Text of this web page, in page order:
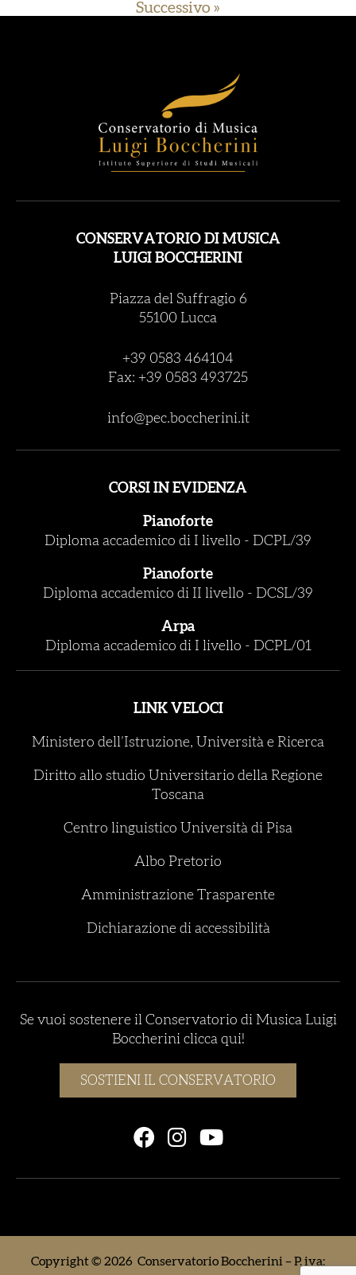
Successivo »
CONSERVATORIO DI MUSICA
LUIGI BOCCHERINI
Piazza del Suffragio 6
55100 Lucca
+39 0583 464104
Fax: +39 0583 493725
info@pec.boccherini.it
CORSI IN EVIDENZA
Pianoforte
Diploma accademico di I livello - DCPL/39
Pianoforte
Diploma accademico di II livello - DCSL/39
Arpa
Diploma accademico di I livello - DCPL/01
LINK VELOCI
Ministero dell’Istruzione, Università e Ricerca
Diritto allo studio Universitario della Regione
Toscana
Centro linguistico Università di Pisa
Albo Pretorio
Amministrazione Trasparente
Dichiarazione di accessibilità
Se vuoi sostenere il Conservatorio di Musica Luigi
Boccherini clicca qui!
SOSTIENI IL CONSERVATORIO
Copyright © 2026 Conservatorio Boccherini – P. iva: